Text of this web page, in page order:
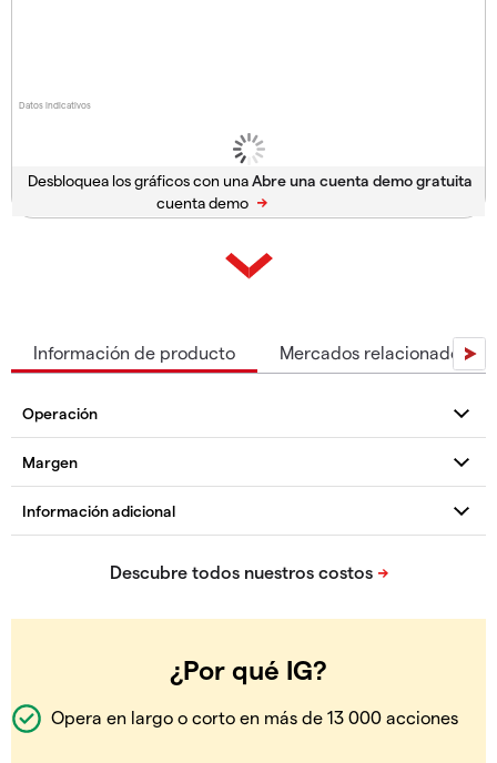
Datos indicativos
Desbloquea los gráficos con una
cuenta demo
Información de producto Mercados relacionados
¿Por qué IG?
Opera en largo o corto en más de 13 000 acciones